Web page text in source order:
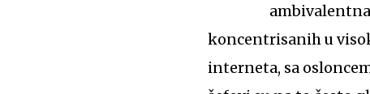
koncentrisanih u
interneta, sa